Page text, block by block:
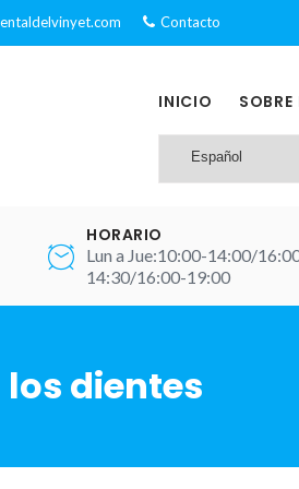
Contacto
INICIO
HORARIO
Lun a Jue:10:00-14:00/
14:30/16:00-19:00
dientes